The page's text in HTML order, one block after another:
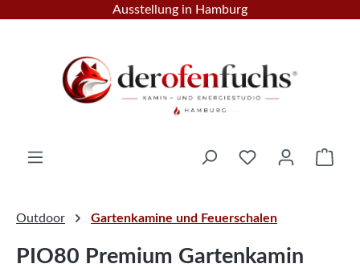
Zum Hauptinhalt springen
Ausstellung in Hamburg
Outdoor Gartenkamine und Feuerschalen
PIO80 Premium Gartenkamin